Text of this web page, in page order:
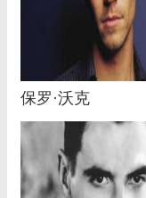
保罗·沃克